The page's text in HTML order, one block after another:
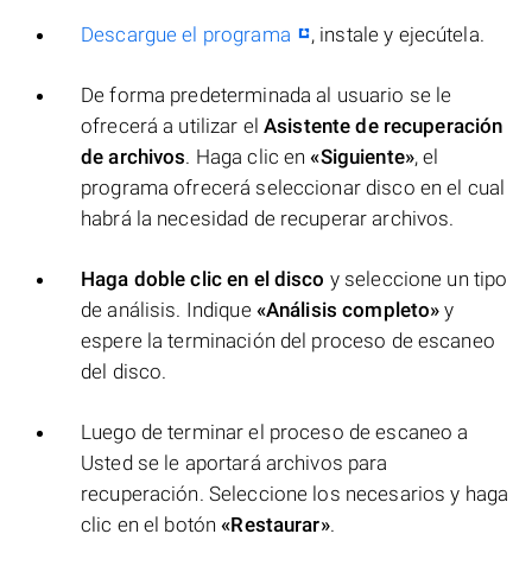
Descargue el programa , instale y ejecútela.
De forma predeterminada al usuario se le
ofrecerá a utilizar elAsistente de recuperación
de archivos. Haga clic en«Siguiente», el
programa ofrecerá seleccionar disco en el cual
habrá la necesidad de recuperar archivos.
Haga doble clic en el disco y seleccione un tipo
de análisis. Indique «Análisis completo» y
espere la terminación del proceso de escaneo
del disco.
Luego de terminar el proceso de escaneo a
Usted se le aportará archivos para
recuperación. Seleccione los necesarios y haga
clic en el botón«Restaurar».